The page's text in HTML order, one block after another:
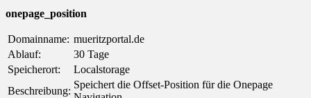
onepage_position
Domainname: mueritzportal.de
Ablauf:
30 Tage
Speicherort:
Localstorage
Beschreibung:
Speichert die Offset-Position für die Onepage